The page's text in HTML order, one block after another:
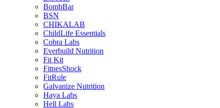
BombBar
BSN
CHIKALAB
ChildLife Essentials
Cobra Labs
Everbuild Nutrition
Fit Kit
FitnesShock
FitRule
Galvanize Nutrition
Haya Labs
Hell Labs